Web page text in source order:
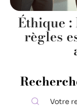
Éthique
règles